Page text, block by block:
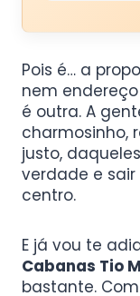
Pois é… a
nem
é outra. A
charmosinho,
justo,
verdade e
centro.
E já vou te
Cabanas Tio
bastante.